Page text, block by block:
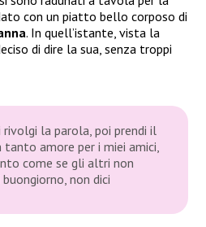
con un piatto bello corposo di
. In quell’istante, vista la
di dire la sua, senza troppi
rivolgi la parola, poi prendi il
amore per i miei amici,
come se gli altri non
non dici